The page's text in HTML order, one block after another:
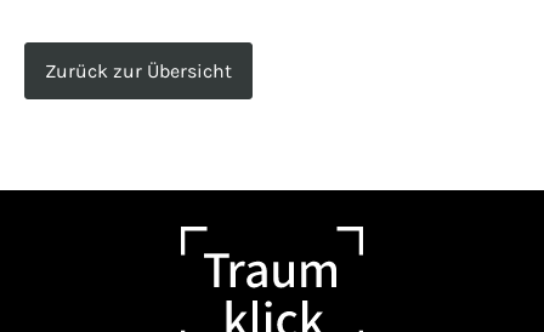
Zurück zur Übersicht